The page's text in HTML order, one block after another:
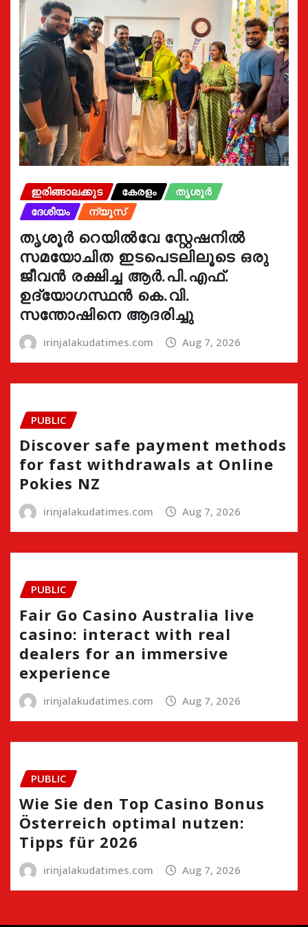
ഇരിങ്ങാലക്കുട കേരളം
തൃശൂർ
ദേശീയം
ന്യൂസ്
തൃശൂർ റെയിൽവേ സ്റ്റേഷനിൽ
സമയോചിത ഇടപെടലിലൂടെ ഒരു
ജീവൻ രക്ഷിച്ച ആർ.പി.എഫ്.
ഉദ്യോഗസ്ഥൻ കെ.വി.
സന്തോഷിനെ ആദരിച്ചു
irinjalakudatimes.com Aug 7, 2026
PUBLIC
Discover safe payment methods
for fast withdrawals at Online
Pokies NZ
irinjalakudatimes.com Aug 7, 2026
PUBLIC
Fair Go Casino Australia live
casino: interact with real
dealers for an immersive
experience
irinjalakudatimes.com Aug 7, 2026
PUBLIC
Wie Sie den Top Casino Bonus
Österreich optimal nutzen:
Tipps für 2026
irinjalakudatimes.com Aug 7, 2026